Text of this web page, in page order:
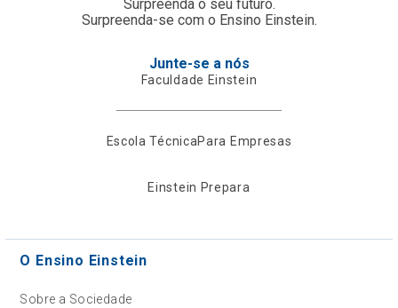
Surpreenda o seu futuro.
Surpreenda-se com o Ensino Einstein.
Junte-se a nós
Faculdade Einstein
Escola TécnicaPara Empresas
Einstein Prepara
O Ensino Einstein
Sobre a Sociedade